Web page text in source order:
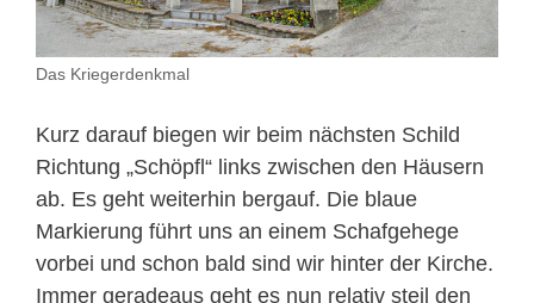
Das Kriegerdenkmal
Kurz darauf biegen wir beim nächsten Schild
Richtung „Schöpfl“ links zwischen den Häusern
ab. Es geht weiterhin bergauf. Die blaue
Markierung führt uns an einem Schafgehege
vorbei und schon bald sind wir hinter der Kirche.
Immer geradeaus geht es nun relativ steil den